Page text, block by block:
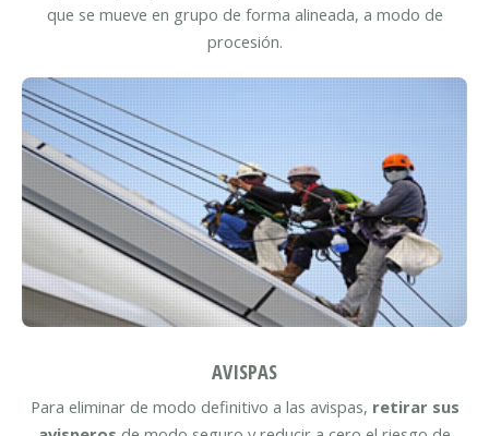
que se mueve en grupo de forma alineada, a modo de
procesión.
AVISPAS
Para eliminar de modo definitivo a las avispas, retirar sus